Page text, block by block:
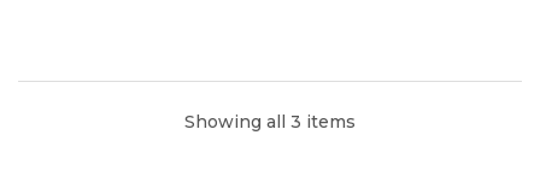
Showing all 3 items